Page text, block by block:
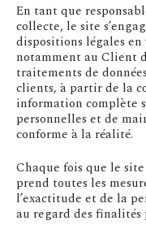
En tant que
collecte, le site
dispositions légales
notamment au Client
traitements de
clients, à partir de la
information complète
personnelles et de
conforme à la réalité.
Chaque fois que le
prend toutes les
l’exactitude et de la
au regard des